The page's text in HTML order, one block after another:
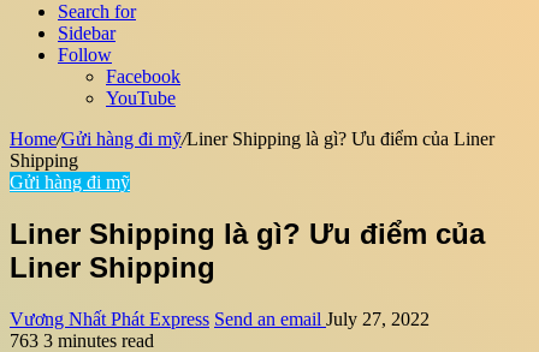
Search for
Sidebar
Follow
Facebook
YouTube
Home/Gửi hàng đi mỹ/Liner Shipping là gì? Ưu điểm của Liner
Shipping
Gửi hàng đi mỹ
Liner Shipping là gì? Ưu điểm của
Liner Shipping
Vương Nhất Phát Express Send an email July 27, 2022
763 3 minutes read